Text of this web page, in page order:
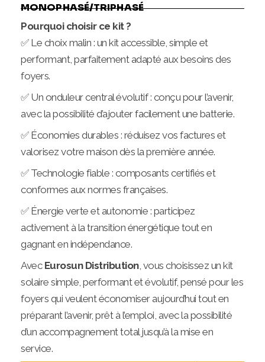
MONOPHASÉ/TRIPHASÉ
Pourquoi choisir ce kit ?
✅ Le choix malin : un kit accessible, simple et
performant, parfaitement adapté aux besoins des
foyers.
✅ Un onduleur central évolutif : conçu pour l’avenir,
avec la possibilité d’ajouter facilement une batterie.
✅ Économies durables : réduisez vos factures et
valorisez votre maison dès la première année.
✅ Technologie fiable : composants certifiés et
conformes aux normes françaises.
✅ Énergie verte et autonomie : participez
activement à la transition énergétique tout en
gagnant en indépendance.
AvecEurosun Distribution, vous choisissez un kit
solaire simple, performant et évolutif, pensé pour les
foyers qui veulent économiser aujourd’hui tout en
préparant l’avenir, prêt à l’emploi, avec la possibilité
d’un accompagnement total jusqu’à la mise en
service.